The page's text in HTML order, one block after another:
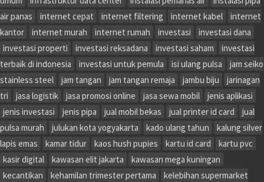
air panas
internet cepat internet filtering internet kabel
internet
kantor
internet murah internet rumah investasi
investasi dana
investasi properti
investasi reksadana investasi saham
investasi
terbaik di indonesia
investasi untuk pemula isi ulang pulsa
jam seiko
stainless steel
jam tangan jam tangan remaja jambu biju
jarinagan
tri
jasa logistik jasa promosi online jasa sewa mobil
jenis aplikasi
jenis investasi
jenis pipa jual mobil bekas jual printer id card
jual
pulsa murah
julukan kota yogyakarta kado ulang tahun
kalung silver
lapis emas
kamar tidur kaos hush pupies kartu id card
kartu pvc
kasir digital
kawasan elit jakarta
kawasan mega kuningan
kecantikan
kehamilan trimester pertama
kelebihan supermarket